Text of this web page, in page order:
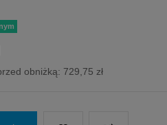
obniżką: 729,75 zł